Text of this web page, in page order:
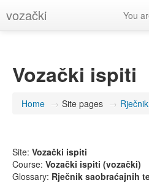
vozački You
Vozački ispiti
Home → Site pages →
Site: Vozački ispiti
Course: Vozački ispiti (vozački)
Glossary: Rječnik saobraćajnih